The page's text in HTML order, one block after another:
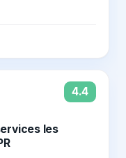
4.4
les